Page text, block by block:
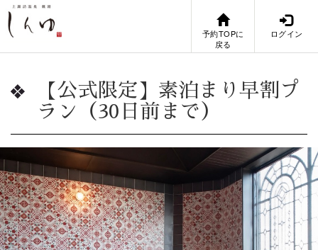
予約TOPに
戻る
ログイン
【公式限定】素泊まり早割プ
ラン（30日前まで）